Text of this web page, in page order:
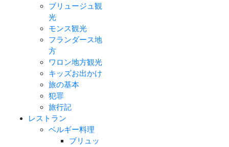
ブリュージュ観
光
モンス観光
フランダース地
方
ワロン地方観光
キッズお出かけ
旅の基本
犯罪
旅行記
レストラン
ベルギー料理
ブリュッ